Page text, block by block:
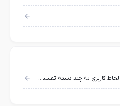
انواع طبقه بندی کلی کانتینر از لحاظ کاربری به چند دسته تقسیم میشوند؟